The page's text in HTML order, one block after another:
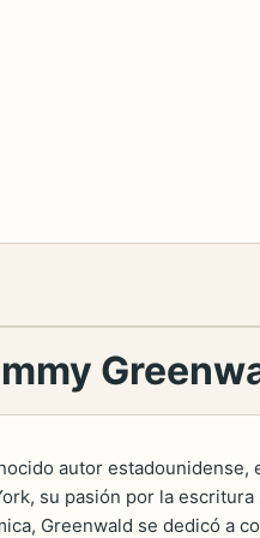
autor estadounidense,
su pasión por la
Greenwald se dedicó a